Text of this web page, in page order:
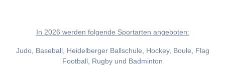
In 2026 werden folgende Sportarten angeboten:
Judo, Baseball, Heidelberger Ballschule, Hockey, Boule, Flag
Football, Rugby und Badminton